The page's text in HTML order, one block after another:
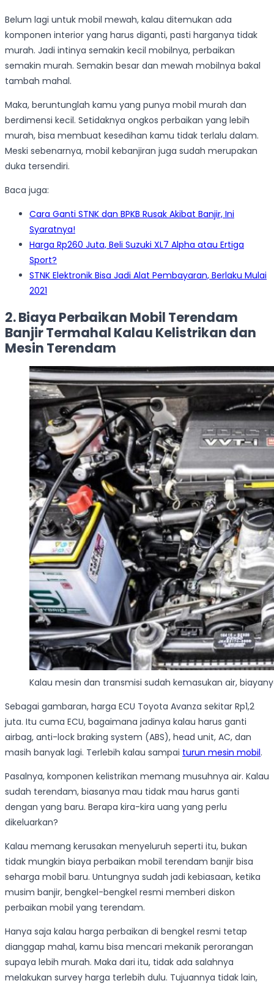
Belum lagi untuk mobil mewah, kalau ditemukan ada
komponen interior yang harus diganti, pasti harganya tidak
murah. Jadi intinya semakin kecil mobilnya, perbaikan
semakin murah. Semakin besar dan mewah mobilnya bakal
tambah mahal.
Maka, beruntunglah kamu yang punya mobil murah dan
berdimensi kecil. Setidaknya ongkos perbaikan yang lebih
murah, bisa membuat kesedihan kamu tidak terlalu dalam.
Meski sebenarnya, mobil kebanjiran juga sudah merupakan
duka tersendiri.
Baca juga:
Cara Ganti STNK dan BPKB Rusak Akibat Banjir, Ini
Syaratnya!
Harga Rp260 Juta, Beli Suzuki XL7 Alpha atau Ertiga
Sport?
STNK Elektronik Bisa Jadi Alat Pembayaran, Berlaku Mulai
2021
2. Biaya Perbaikan Mobil Terendam
Banjir Termahal Kalau Kelistrikan dan
Mesin Terendam
Kalau mesin dan transmisi sudah kemasukan air,
Sebagai gambaran, harga ECU Toyota Avanza sekitar Rp1,2
juta. Itu cuma ECU, bagaimana jadinya kalau harus ganti
airbag, anti-lock braking system (ABS), head unit, AC, dan
masih banyak lagi. Terlebih kalau sampai turun mesin mobil.
Pasalnya, komponen kelistrikan memang musuhnya air. Kalau
sudah terendam, biasanya mau tidak mau harus ganti
dengan yang baru. Berapa kira-kira uang yang perlu
dikeluarkan?
Kalau memang kerusakan menyeluruh seperti itu, bukan
tidak mungkin biaya perbaikan mobil terendam banjir bisa
seharga mobil baru. Untungnya sudah jadi kebiasaan, ketika
musim banjir, bengkel-bengkel resmi memberi diskon
perbaikan mobil yang terendam.
Hanya saja kalau harga perbaikan di bengkel resmi tetap
dianggap mahal, kamu bisa mencari mekanik perorangan
supaya lebih murah. Maka dari itu, tidak ada salahnya
melakukan survey harga terlebih dulu. Tujuannya tidak lain,